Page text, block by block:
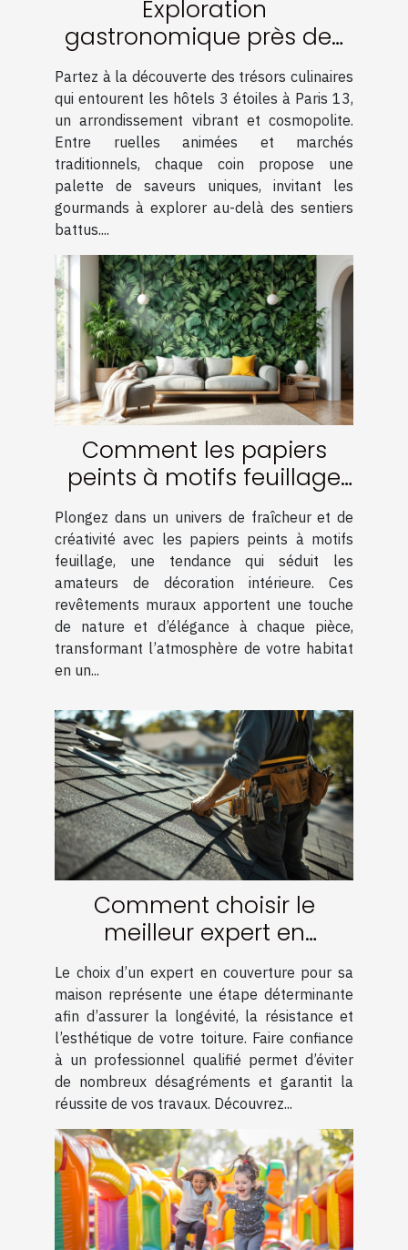
Exploration
gastronomique près des
hôtels 3 étoiles à Paris 13
Partez à la découverte des trésors culinaires
qui entourent les hôtels 3 étoiles à Paris 13,
un arrondissement vibrant et cosmopolite.
Entre ruelles animées et marchés
traditionnels, chaque coin propose une
palette de saveurs uniques, invitant les
gourmands à explorer au-delà des sentiers
battus....
Comment les papiers
peints à motifs feuillage
transforment-ils votre
intérieur ?
Plongez dans un univers de fraîcheur et de
créativité avec les papiers peints à motifs
feuillage, une tendance qui séduit les
amateurs de décoration intérieure. Ces
revêtements muraux apportent une touche
de nature et d’élégance à chaque pièce,
transformant l’atmosphère de votre habitat
en un...
Comment choisir le
meilleur expert en
couverture pour votre
maison
Le choix d’un expert en couverture pour sa
maison représente une étape déterminante
afin d’assurer la longévité, la résistance et
l’esthétique de votre toiture. Faire confiance
à un professionnel qualifié permet d’éviter
de nombreux désagréments et garantit la
réussite de vos travaux. Découvrez...